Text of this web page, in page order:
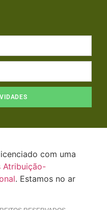
com uma
Atribuição-
. Estamos no ar